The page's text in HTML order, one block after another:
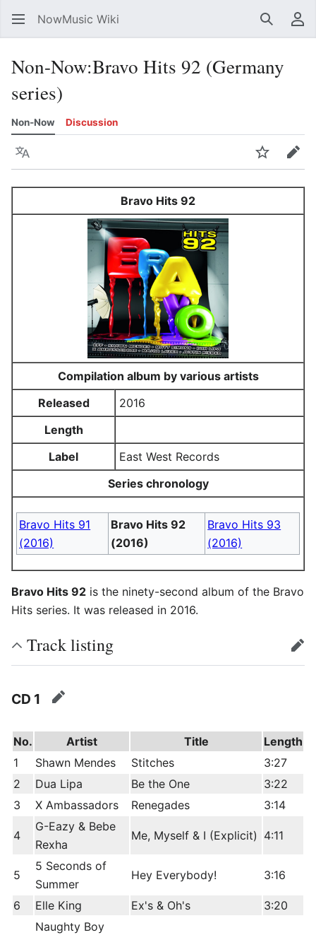
NowMusic Wiki Search
Non-Now:Bravo Hits 92 (Germany
series)
Non-Now Discussion
Language WatchEdit
Bravo Hits 92
Compilation album by various artists
Released
2016
Length
Label
East West Records
Series chronology
Bravo Hits 91
(2016)
Bravo Hits 92
(2016)
Bravo Hits 93
(2016)
Bravo Hits 92 is the ninety-second album of the Bravo
Hits series. It was released in 2016.
Track listing edit
CD 1 edit
No. Artist Title
Length
1
Shawn Mendes Stitches
3:27
2
Dua Lipa Be the One
3:22
3
X Ambassadors Renegades 3:14
4
G-Eazy & Bebe
Rexha
Me, Myself & I (Explicit) 4:11
5
5 Seconds of
Summer
Hey Everybody! 3:16
6 Elle King Ex's & Oh's 3:20
Naughty Boy